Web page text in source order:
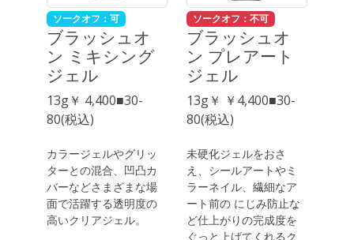
ソークオフ：可
ブラッシュオ
ン ミキシング
ジェル
13g￥ 4,400■30-
80(税込)
カラージェルやグリッ
ターとの混合、凹凸カ
バーなどさまざまな場
面で活躍する透明度の
高いクリアジェル。
ソークオフ：不可
ブラッシュオ
ン プレアート
ジェル
13g￥ ￥4,400■30-
80(税込)
未硬化ジェルをおさ
え、シールアートやミ
ラーネイル、繊細なア
ート前の にじみ防止な
ど仕上がりの完成度を
ぐっと上げてくれるク